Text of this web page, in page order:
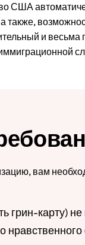
США
и
вам
грин-карту)
нравственного